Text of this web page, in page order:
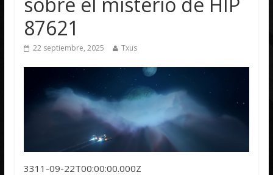
87621
22 septiembre, 2025 Txus
3311-09-22T00:00:00.000Z